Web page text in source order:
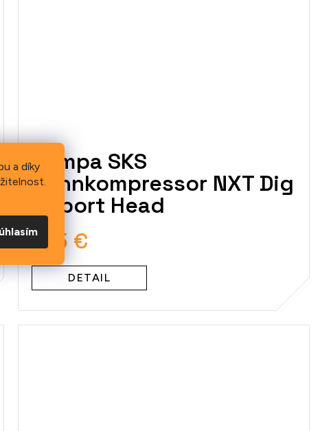
a díkyPumpa SKS
Rennkompressor NXT Dig
Airport Head
125 €
DETAIL